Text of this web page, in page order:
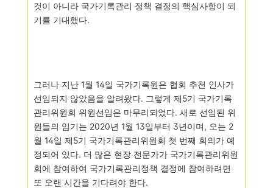
것이 아니라 국가기록관리 정책 결정의 핵심사항이 되
기를 기대했다.
그러나 지난 1월 14일 국가기록원은 협회 추천 인사가
선임되지 않았음을 알려왔다. 그렇게 제5기 국가기록
관리위원회 위원선임은 마무리되었다. 새로 선임된 위
원들의 임기는 2020년 1월 13일부터 3년이며, 오는 2
월 14일 제5기 국가기록관리위원회 첫 번째 회의가 예
정되어 있다. 더 많은 현장 전문가가 국가기록관리위원
회에 참여하여 국가기록관리정책 결정에 참여하려면
또 오랜 시간을 기다려야 한다.